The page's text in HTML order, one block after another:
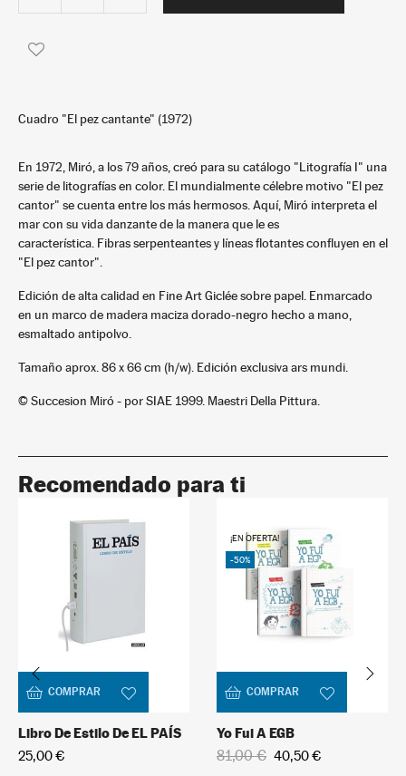
Cuadro "El pez cantante" (1972)
En 1972, Miró, a los 79 años, creó para su catálogo "Litografía I" una
serie de litografías en color. El mundialmente célebre motivo "El pez
cantor" se cuenta entre los más hermosos. Aquí, Miró interpreta el
mar con su vida danzante de la manera que le es
característica. Fibras serpenteantes y líneas flotantes confluyen en el
"El pez cantor".
Edición de alta calidad en Fine Art Giclée sobre papel. Enmarcado
en un marco de madera maciza dorado-negro hecho a mano,
esmaltado antipolvo.
Tamaño aprox. 86 x 66 cm (h/w). Edición exclusiva ars mundi.
© Succesion Miró - por SIAE 1999. Maestri Della Pittura.
Recomendado para ti
COMPRAR
Libro De Estilo De EL PAÍS
25,00 €
¡EN OFERTA!
-50%
COMPRAR
Yo Fui A EGB
81,00 € 40,50 €